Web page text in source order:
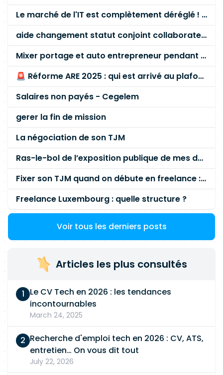
Le marché de l'IT est complètement déréglé ! STOP à cette mascarade ! Il faut s'unir et résister !
aide changement statut conjoint collaborateur
Mixer portage et auto entrepreneur pendant des années - quel risque ?
🚨 Réforme ARE 2025 : qui est arrivé au plafond des 60 % en gardant son entreprise ?
Salaires non payés - Cegelem
gerer la fin de mission
La négociation de son TJM
Ras-le-bol de l’exposition publique de mes données personnelles liées à mon entreprise
Fixer son TJM quand on débute en freelance : la méthode mathématique (et pas au feeling) 🛑
Freelance Luxembourg : quelle structure ?
Voir tous les derniers posts
Articles les plus consultés
Le CV Tech en 2026 : les tendances
incontournables
March 24, 2025
Recherche d'emploi tech en 2026 : CV, ATS,
entretien… On vous dit tout
July 22, 2026